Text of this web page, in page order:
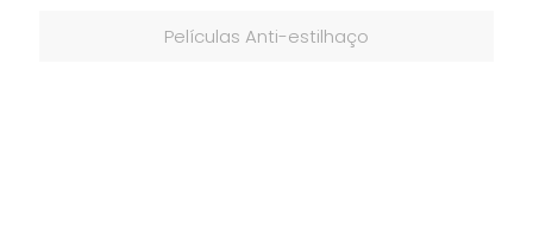
Películas Anti-estilhaço